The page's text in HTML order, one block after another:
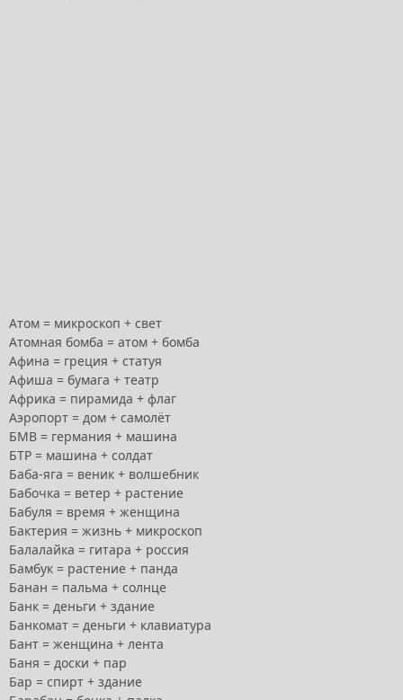
Атом = микроскоп + свет
Атомная бомба = атом + бомба
Афина = греция + статуя
Афиша = бумага + театр
Африка = пирамида + флаг
Аэропорт = дом + самолёт
БМВ = германия + машина
БТР = машина + солдат
Баба-яга = веник + волшебник
Бабочка = ветер + растение
Бабуля = время + женщина
Бактерия = жизнь + микроскоп
Балалайка = гитара + россия
Бамбук = растение + панда
Банан = пальма + солнце
Банк = деньги + здание
Банкомат = деньги + клавиатура
Бант = женщина + лента
Баня = доски + пар
Бар = спирт + здание